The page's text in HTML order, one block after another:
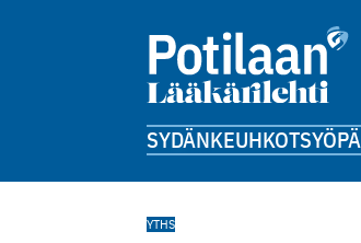
SYDÄNKEUHKOTSYÖPÄ
YTHS